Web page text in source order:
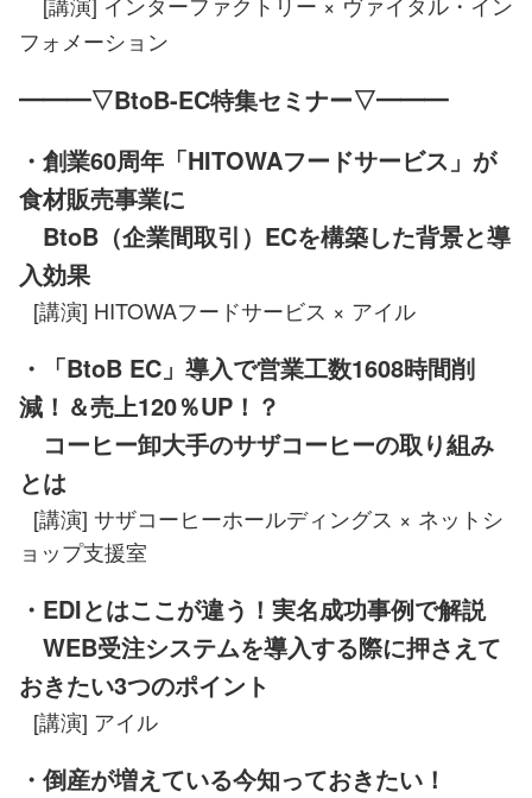
フォメーション
━━━▽BtoB-EC特集セミナー▽━━━
・創業60周年「HITOWAフードサービス」が
食材販売事業に
BtoB（企業間取引）ECを構築した背景と導
入効果
[講演] HITOWAフードサービス × アイル
・「BtoB EC」導入で営業工数1608時間削
減！＆売上120％UP！？
コーヒー卸大手のサザコーヒーの取り組み
とは
[講演] サザコーヒーホールディングス × ネットシ
ョップ支援室
・EDIとはここが違う！実名成功事例で解説
WEB受注システムを導入する際に押さえて
おきたい3つのポイント
[講演] アイル
・倒産が増えている今知っておきたい！